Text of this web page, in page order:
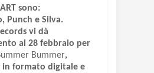
sono:
Punch e Silva.
vi dà
al 28 febbraio per
Bummer,
in formato digitale e